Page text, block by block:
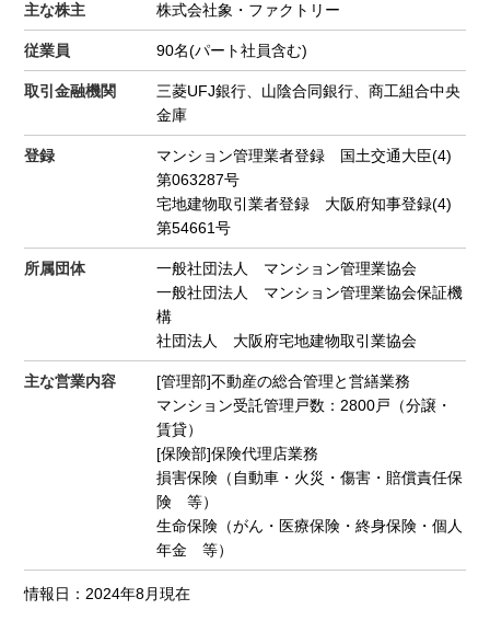
主な株主 株式会社象・ファクトリー
従業員 90名(パート社員含む)
取引金融機関
三菱UFJ銀行、山陰合同銀行、商工組合中央
金庫
登録
マンション管理業者登録 国土交通大臣(4)
第063287号
宅地建物取引業者登録 大阪府知事登録(4)
第54661号
所属団体
一般社団法人 マンション管理業協会
一般社団法人 マンション管理業協会保証機
構
社団法人 大阪府宅地建物取引業協会
主な営業内容
[管理部]不動産の総合管理と営繕業務
マンション受託管理戸数：2800戸（分譲・
賃貸）
[保険部]保険代理店業務
損害保険（自動車・火災・傷害・賠償責任保
険 等）
生命保険（がん・医療保険・終身保険・個人
年金 等）
情報日：2024年8月現在